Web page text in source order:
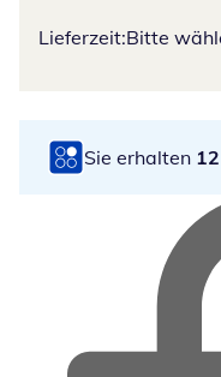
Lieferzeit:Bitte
Sie erhalten 12